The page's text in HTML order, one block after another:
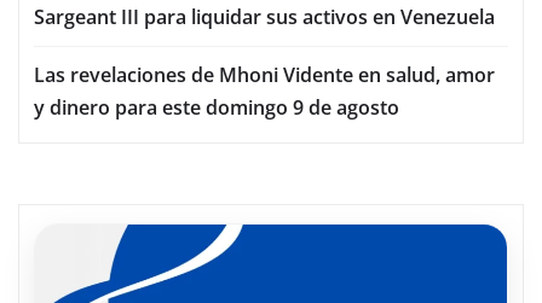
Sargeant III para liquidar sus activos en Venezuela
Las revelaciones de Mhoni Vidente en salud, amor
y dinero para este domingo 9 de agosto